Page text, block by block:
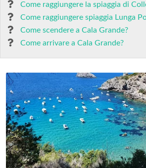
Come raggiungere la spiaggia di
Come raggiungere spiaggia Lunga
Come scendere a Cala Grande?
Come arrivare a Cala Grande?